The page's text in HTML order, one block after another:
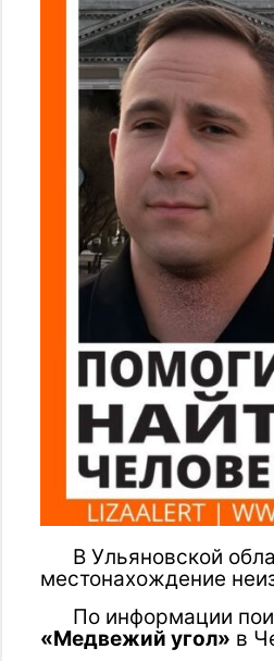
В Ульяновской
местонахождение
По информации
«Медвежий угол» в